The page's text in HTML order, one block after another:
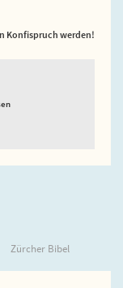
Konfispruch werden!
Zürcher Bibel